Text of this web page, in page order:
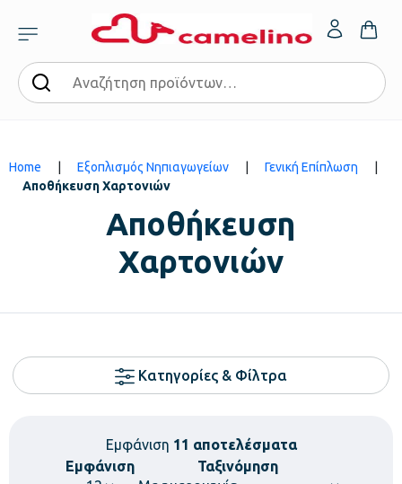
Home Εξοπλισμός Νηπιαγωγείων Γενική Επίπλωση
Αποθήκευση Χαρτονιών
Αποθήκευση
Χαρτονιών
Κατηγορίες & Φίλτρα
Εμφάνιση 11 αποτελέσματα
Εμφάνιση
Ταξινόμηση